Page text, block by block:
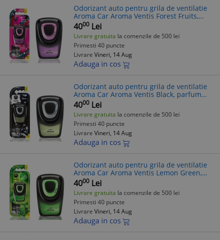
Odorizant auto pentru grila de ventilatie
Aroma Car Aroma Ventis Forest Fruits,
parfum intens, evaporare lenta si de
lunga durata, intensitate
4000 Lei
Livrare gratuita la comenzile de 500 lei
Primesti 40 puncte
Livrare Vineri, 14 Aug
Adauga in cos
Odorizant auto pentru grila de ventilatie
Aroma Car Aroma Ventis Black, parfum
intens, evaporare lenta si de lunga
durata, intensitate reglabila
4000 Lei
Livrare gratuita la comenzile de 500 lei
Primesti 40 puncte
Livrare Vineri, 14 Aug
Adauga in cos
Odorizant auto pentru grila de ventilatie
Aroma Car Aroma Ventis Lemon Green,
parfum intens, evaporare lenta si de
lunga durata, reglare intensitate
4000 Lei
Livrare gratuita la comenzile de 500 lei
Primesti 40 puncte
Livrare Vineri, 14 Aug
Adauga in cos